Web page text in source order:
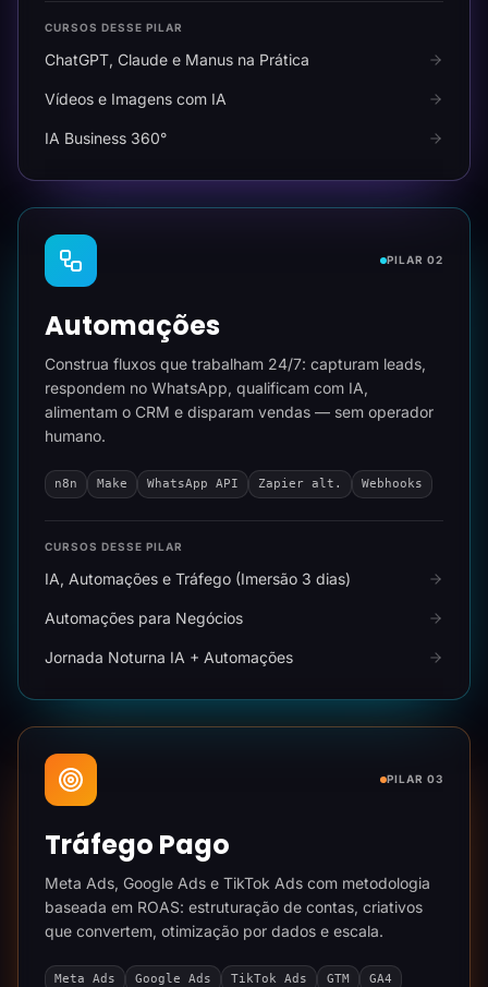
CURSOS DESSE PILAR
ChatGPT, Claude e Manus na Prática
Vídeos e Imagens com IA
IA Business 360°
PILAR 02
Automações
Construa fluxos que trabalham 24/7: capturam leads,
respondem no WhatsApp, qualificam com IA,
alimentam o CRM e disparam vendas — sem operador
humano.
n8n Make WhatsApp API Zapier alt. Webhooks
CURSOS DESSE PILAR
IA, Automações e Tráfego (Imersão 3 dias)
Automações para Negócios
Jornada Noturna IA + Automações
PILAR 03
Tráfego Pago
Meta Ads, Google Ads e TikTok Ads com metodologia
baseada em ROAS: estruturação de contas, criativos
que convertem, otimização por dados e escala.
Meta Ads Google Ads TikTok Ads GTM GA4